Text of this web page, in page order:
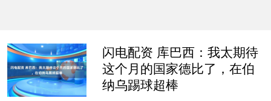
闪电配资 库巴西：我太期待
这个月的国家德比了，在伯
纳乌踢球超棒